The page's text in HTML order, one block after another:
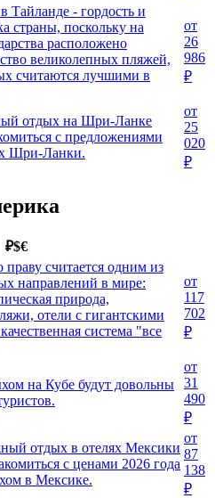
- гордость и
страны, поскольку на
расположено
великолепных пляжей,
считаются лучшими в
от
26
986
₽
отдых на Шри-Ланке
с предложениями
Шри-Ланки.
от
25
020
₽
₽$€
считается одним из
направлений в мире:
природа,
отели с гигантскими
система "все
от
117
702
₽
на Кубе будут довольны
от
31
490
₽
отдых в отелях Мексики
с ценами 2026 года
в Мексике.
от
87
138
₽